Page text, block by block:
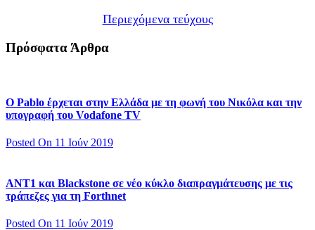
Περιεχόμενα τεύχους
Πρόσφατα Άρθρα
Ο Pablo έρχεται στην Ελλάδα με τη φωνή του Νικόλα και την
υπογραφή του Vodafone TV
Posted On 11 Ιούν 2019
ΑΝΤ1 και Blackstone σε νέο κύκλο διαπραγμάτευσης με τις
τράπεζες για τη Forthnet
Posted On 11 Ιούν 2019